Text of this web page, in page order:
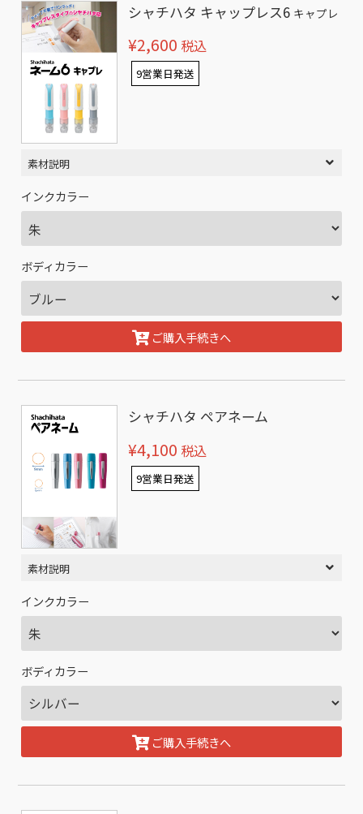
シャチハタ キャップレス6 キャプレ
¥2,600 税込
9営業日発送
素材説明
インクカラー
ボディカラー
ご購入手続きへ
シャチハタ ペアネーム
¥4,100 税込
9営業日発送
素材説明
インクカラー
ボディカラー
ご購入手続きへ